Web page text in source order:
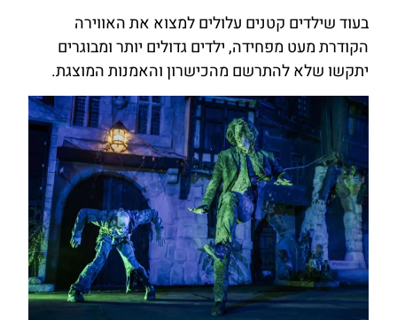
בעוד שילדים קטנים עלולים למצוא את האווירה
הקודרת מעט מפחידה, ילדים גדולים יותר ומבוגרים
יתקשו שלא להתרשם מהכישרון והאמנות המוצגת.